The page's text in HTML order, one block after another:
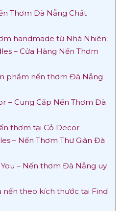
Thơm Đà Nẵng Chất
handmade từ Nhà Nhiên:
– Cửa Hàng Nến Thơm
phẩm nến thơm Đà Nẵng
– Cung Cấp Nến Thơm Đà
thơm tại Cỏ Decor
– Nến Thơm Thư Giãn Đà
– Nến thơm Đà Nẵng uy
nến theo kích thước tại Find